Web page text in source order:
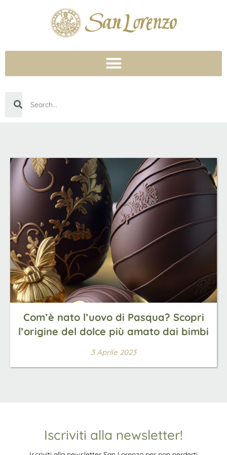
Com’è nato l’uovo di Pasqua? Scopri
l’origine del dolce più amato dai bimbi
3 Aprile 2023
Iscriviti alla newsletter!